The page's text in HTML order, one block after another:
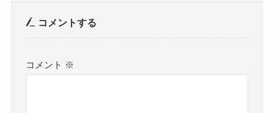
コメントする
コメント ※